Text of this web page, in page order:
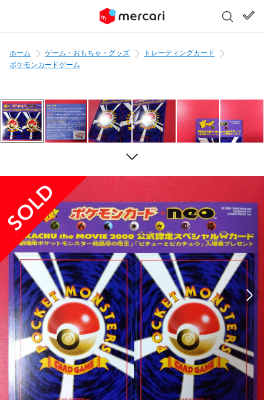
ホーム ゲーム・おもちゃ・グッズ
トレーディングカード
ポケモンカードゲーム